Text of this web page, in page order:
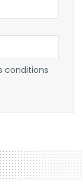
conditions